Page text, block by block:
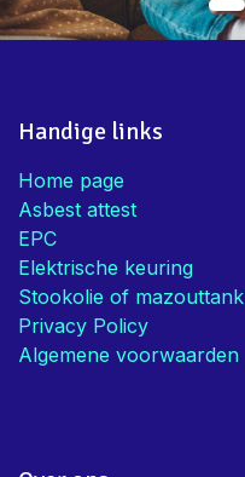
Handige links
Home page
Asbest attest
EPC
Elektrische keuring
Stookolie of mazouttank
Privacy Policy
Algemene voorwaarden